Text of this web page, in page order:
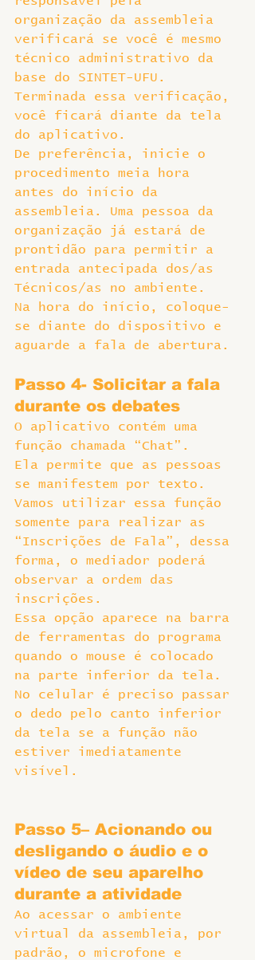
organização da assembleia
verificará se você é mesmo
técnico administrativo da
base do SINTET-UFU.
Terminada essa verificação,
você ficará diante da tela
do aplicativo.
De preferência, inicie o
procedimento meia hora
antes do início da
assembleia. Uma pessoa da
organização já estará de
prontidão para permitir a
entrada antecipada dos/as
Técnicos/as no ambiente.
Na hora do início, coloque-
se diante do dispositivo e
aguarde a fala de abertura.
Passo 4- Solicitar a fala
durante os debates
O aplicativo contém uma
função chamada “Chat”.
Ela permite que as pessoas
se manifestem por texto.
Vamos utilizar essa função
somente para realizar as
“Inscrições de Fala”, dessa
forma, o mediador poderá
observar a ordem das
inscrições.
Essa opção aparece na barra
de ferramentas do programa
quando o mouse é colocado
na parte inferior da tela.
No celular é preciso passar
o dedo pelo canto inferior
da tela se a função não
estiver imediatamente
visível.
Passo 5– Acionando ou
desligando o áudio e o
vídeo de seu aparelho
durante a atividade
Ao acessar o ambiente
virtual da assembleia, por
padrão, o microfone e